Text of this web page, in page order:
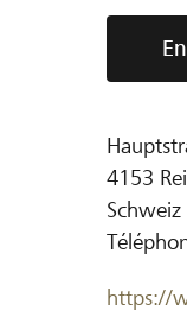
4153
Schweiz
https://